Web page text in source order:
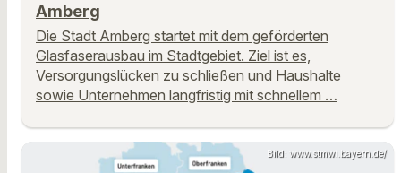
Amberg
Die Stadt Amberg startet mit dem geförderten
Glasfaserausbau im Stadtgebiet. Ziel ist es,
Versorgungslücken zu schließen und Haushalte
sowie Unternehmen langfristig mit schnellem …
Bild: www.stmwi.bayern.de/